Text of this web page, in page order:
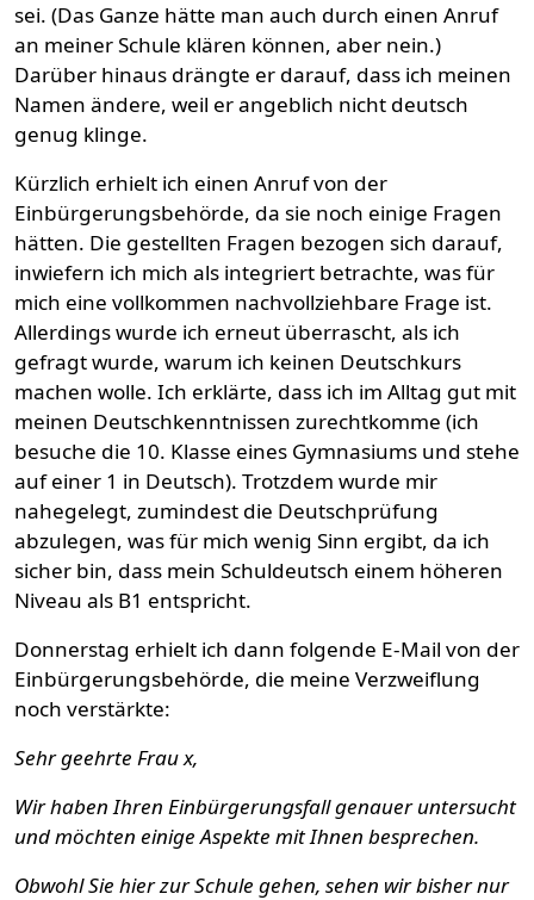
sei. (Das Ganze hätte man auch durch einen Anruf
an meiner Schule klären können, aber nein.)
Darüber hinaus drängte er darauf, dass ich meinen
Namen ändere, weil er angeblich nicht deutsch
genug klinge.
Kürzlich erhielt ich einen Anruf von der
Einbürgerungsbehörde, da sie noch einige Fragen
hätten. Die gestellten Fragen bezogen sich darauf,
inwiefern ich mich als integriert betrachte, was für
mich eine vollkommen nachvollziehbare Frage ist.
Allerdings wurde ich erneut überrascht, als ich
gefragt wurde, warum ich keinen Deutschkurs
machen wolle. Ich erklärte, dass ich im Alltag gut mit
meinen Deutschkenntnissen zurechtkomme (ich
besuche die 10. Klasse eines Gymnasiums und stehe
auf einer 1 in Deutsch). Trotzdem wurde mir
nahegelegt, zumindest die Deutschprüfung
abzulegen, was für mich wenig Sinn ergibt, da ich
sicher bin, dass mein Schuldeutsch einem höheren
Niveau als B1 entspricht.
Donnerstag erhielt ich dann folgende E-Mail von der
Einbürgerungsbehörde, die meine Verzweiflung
noch verstärkte:
Sehr geehrte Frau x,
Wir haben Ihren Einbürgerungsfall genauer untersucht
und möchten einige Aspekte mit Ihnen besprechen.
Obwohl Sie hier zur Schule gehen, sehen wir bisher nur